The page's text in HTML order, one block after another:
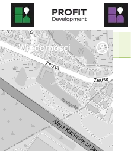
Wiadomości